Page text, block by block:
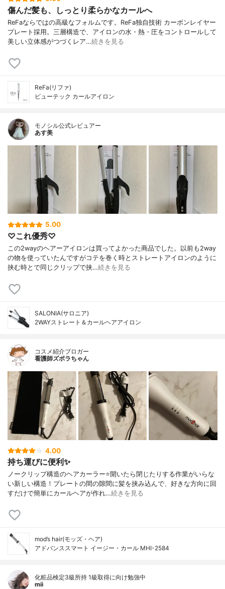
傷んだ髪も、しっとり柔らかなカールへ
ReFaならではの高級なフォルムです。ReFa独自技術 カーボンレイヤー
プレート採用。三層構造で、アイロンの水・熱・圧をコントロールして
美しい立体感がつづくレア…続きを見る
ReFa(リファ)
ビューテック カールアイロン
モノシル公式レビュアー
あす美
5.00
♡これ優秀♡
この2wayのヘアーアイロンは買ってよかった商品でした。以前も2way
の物を使っていたんですがコテを巻く時とストレートアイロンのように
挟む時とで同じクリップで挟…続きを見る
SALONIA(サロニア)
2WAYストレート＆カールヘアアイロン
コスメ紹介ブロガー
看護師ズボラちゃん
4.00
持ち運びに便利✨
ノークリップ構造のヘアカーラー⭐️開いたら閉じたりする作業がいらな
い新しい構造！プレートの間の隙間に髪を挟み込んで、好きな方向に回
すだけで簡単にカールヘアが作れ…続きを見る
mod’s hair(モッズ・ヘア)
アドバンススマート イージー・カール MHI-2584
化粧品検定3級所持 1級取得に向け勉強中
mii